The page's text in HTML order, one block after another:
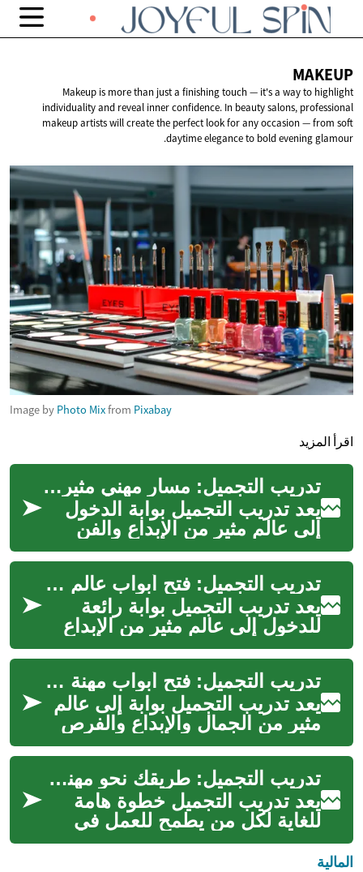
MAKEUP
Makeup is more than just a finishing touch — it's a way to highlight
individuality and reveal inner confidence. In beauty salons, professional
makeup artists will create the perfect look for any occasion — from soft
daytime elegance to bold evening glamour.
Image by Photo Mixfrom Pixabay
اقرأ المزيد
تدريب التجميل: مسار مهني مثير في عالم الجمال والإبداع
يعد تدريب التجميل بوابة الدخول
إلى عالم مثير من الإبداع والفن
والعناية بالجمال. فهو يوفر فرصة
للأفراد لتطوير مهاراتهم...
تدريب التجميل: فتح أبواب عالم الجمال والإبداع
يعد تدريب التجميل بوابة رائعة
للدخول إلى عالم مثير من الإبداع
والفن والعناية بالجمال. سواء كنت
تحلم بالعمل في صالونات...
تدريب التجميل: فتح أبواب مهنة جمالية مثيرة
يعد تدريب التجميل بوابة إلى عالم
مثير من الجمال والإبداع والفرص
المهنية المتنوعة. سواء كنت تحلم
بالعمل في صالون راقٍ ...
تدريب التجميل: طريقك نحو مهنة مثيرة في عالم الجمال
يعد تدريب التجميل خطوة هامة
للغاية لكل من يطمح للعمل في
مجال الجمال والعناية بالبشرة. فهو
يوفر المعرفة والمهارات الأس...المالية